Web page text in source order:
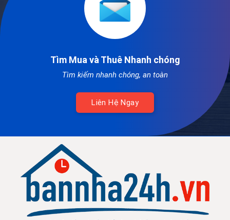
Tìm Mua và Thuê Nhanh chóng
Tìm kiếm nhanh chóng, an toàn
Liên Hệ Ngay